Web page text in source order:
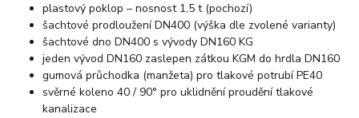
plastový poklop – nosnost 1,5 t (pochozí)
šachtové prodloužení DN400 (výška dle zvolené varianty)
šachtové dno DN400 s vývody DN160 KG
jeden vývod DN160 zaslepen zátkou KGM do hrdla DN160
gumová průchodka (manžeta) pro tlakové potrubí PE40
svěrné koleno 40 / 90° pro uklidnění proudění tlakové
kanalizace